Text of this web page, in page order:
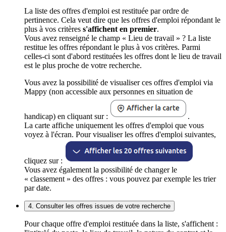
La liste des offres d'emploi est restituée par ordre de
pertinence. Cela veut dire que les offres d'emploi répondant le
plus à vos critères s'affichent en premier.
Vous avez renseigné le champ « Lieu de travail » ? La liste
restitue les offres répondant le plus à vos critères. Parmi
celles-ci sont d'abord restituées les offres dont le lieu de travail
est le plus proche de votre recherche.
Vous avez la possibilité de visualiser ces offres d'emploi via
Mappy (non accessible aux personnes en situation de
handicap) en cliquant sur :
.
La carte affiche uniquement les offres d'emploi que vous
voyez à l'écran. Pour visualiser les offres d'emploi suivantes,
cliquez sur :
Vous avez également la possibilité de changer le
« classement » des offres : vous pouvez par exemple les trier
par date.
4. Consulter les offres issues de votre recherche
Pour chaque offre d'emploi restituée dans la liste, s'affichent :